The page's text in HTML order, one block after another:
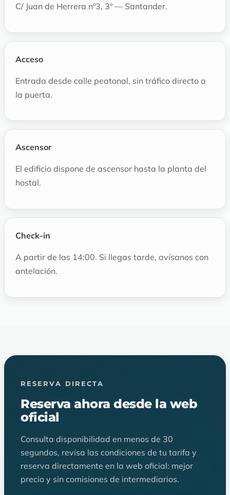
C/ Juan de Herrera nº3, 3º — Santander.
Acceso
Entrada desde calle peatonal, sin tráfico directo a
la puerta.
Ascensor
El edificio dispone de ascensor hasta la planta del
hostal.
Check-in
A partir de las 14:00. Si llegas tarde, avísanos con
antelación.
RESERVA DIRECTA
Reserva ahora desde la web
oficial
Consulta disponibilidad en menos de 30
segundos, revisa las condiciones de tu tarifa y
reserva directamente en la web oficial: mejor
precio y sin comisiones de intermediarios.